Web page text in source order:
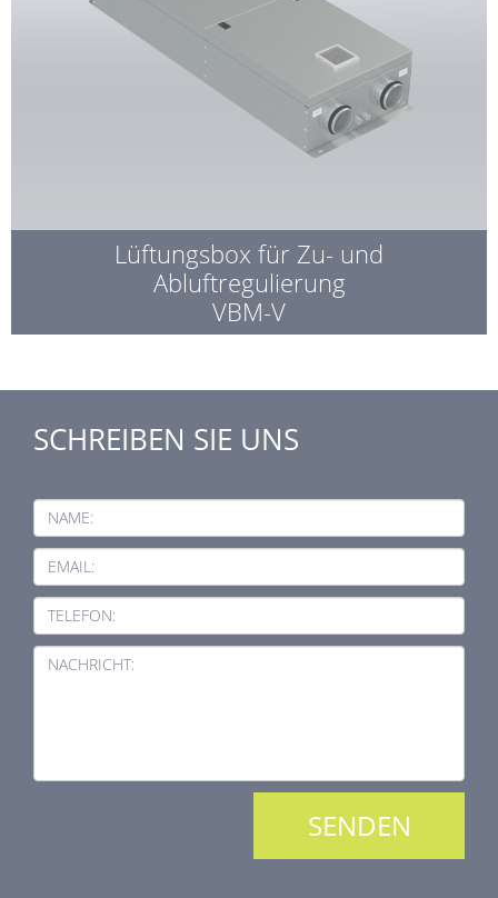
Lüftungsbox für Zu- und
Abluftregulierung
VBM-V
SCHREIBEN SIE UNS
NAME:
EMAIL:
TELEFON:
NACHRICHT: